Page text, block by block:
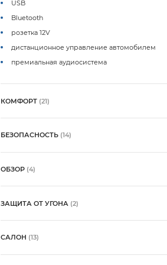
USB
Bluetooth
розетка 12V
дистанционное управление автомобилем
премиальная аудиосистема
КОМФОРТ (21)
БЕЗОПАСНОСТЬ (14)
ОБЗОР (4)
ЗАЩИТА ОТ УГОНА (2)
САЛОН (13)